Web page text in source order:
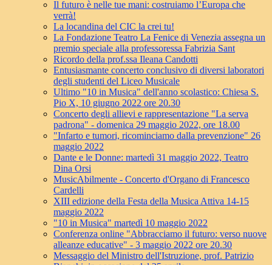
Il futuro è nelle tue mani: costruiamo l’Europa che
verrà!
La locandina del CIC la crei tu!
La Fondazione Teatro La Fenice di Venezia assegna un
premio speciale alla professoressa Fabrizia Sant
Ricordo della prof.ssa Ileana Candotti
Entusiasmante concerto conclusivo di diversi laboratori
degli studenti del Liceo Musicale
Ultimo "10 in Musica" dell'anno scolastico: Chiesa S.
Pio X, 10 giugno 2022 ore 20.30
Concerto degli allievi e rappresentazione "La serva
padrona" - domenica 29 maggio 2022, ore 18.00
"Infarto e tumori, ricominciamo dalla prevenzione" 26
maggio 2022
Dante e le Donne: martedì 31 maggio 2022, Teatro
Dina Orsi
MusicAbilmente - Concerto d'Organo di Francesco
Cardelli
XIII edizione della Festa della Musica Attiva 14-15
maggio 2022
"10 in Musica" martedì 10 maggio 2022
Conferenza online "Abbracciamo il futuro: verso nuove
alleanze educative" - 3 maggio 2022 ore 20.30
Messaggio del Ministro dell'Istruzione, prof. Patrizio